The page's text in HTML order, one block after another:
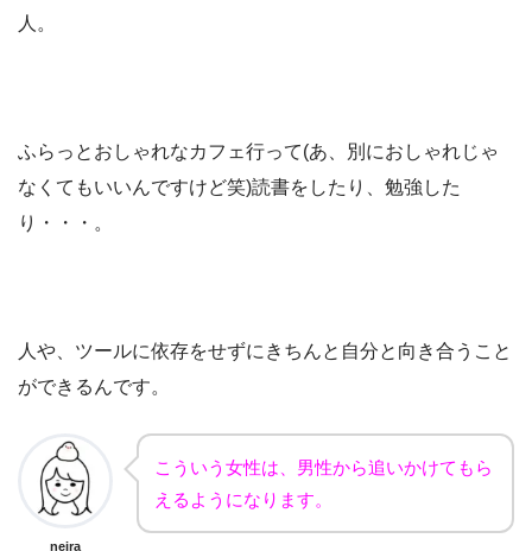
人。
ふらっとおしゃれなカフェ行って(あ、別におしゃれじゃ
なくてもいいんですけど笑)読書をしたり、勉強した
り・・・。
人や、ツールに依存をせずにきちんと自分と向き合うこと
ができるんです。
neira
こういう女性は、男性から追いかけてもら
えるようになります。